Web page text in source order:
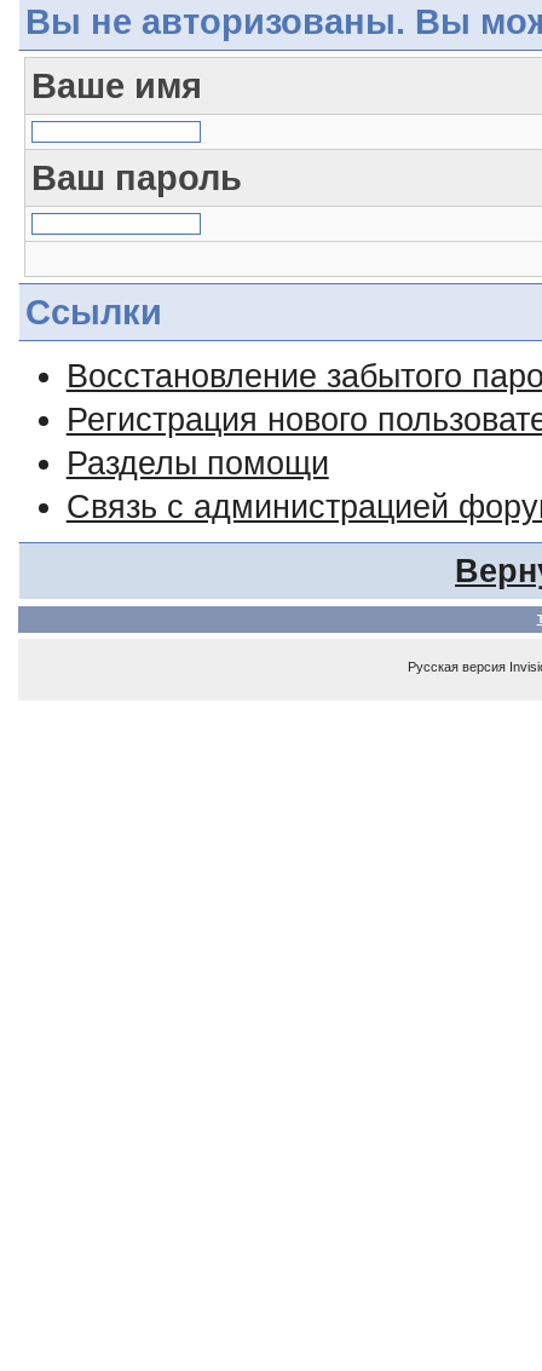
Вы не авторизованы. Вы
Ваше имя
Ваш пароль
Ссылки
Восстановление забытого
Регистрация нового
Разделы помощи
Связь с администрацией
Русская версия